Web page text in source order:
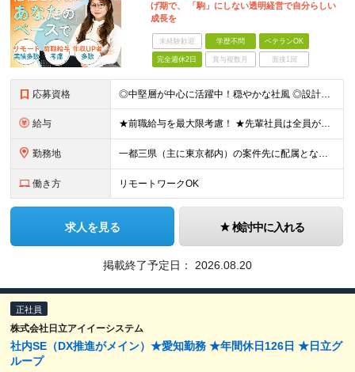
げ期で、 「駒」にしない透明経営で自分らしい
成長を
未経験歓迎 学歴不問 ベテランOK
完全週休2日 賞与複数月 面接1回
応募資格 ◎中堅層が中心に活躍中！穏やかな社風 ◎設計フェーズへのステップアップも応援 ■インフラ領域での構築経験をお持ちの方 ■学歴不問 ～このような方にオススメです～ ・クラウド構築経験を積み、市場価値
給与 ★前職給与を最大限考慮！ ★先輩社員は全員が年収UP！ ■月給35万円～＋各種手当＋賞与年2回 ※経験、能力を考慮の上、決定致します。 ※上記には固定残業代（19時間分／34,460円～）を含み
勤務地 一都三県（主に東京都内）の案件先に配属となります。 ■東京本社 東京都中央区銀座四丁目8番4号 三原ビルディング（7階） ※(変更の範囲)上記を除く当社関連勤務地
働き方 リモートワークOK
求人を見る 検討中に入れる
掲載終了予定日： 2026.08.20
正社員
株式会社日立アイイーシステム
社内SE（DX推進がメイン）★愛知勤務 ★年間休日126日 ★日立グ
ループ